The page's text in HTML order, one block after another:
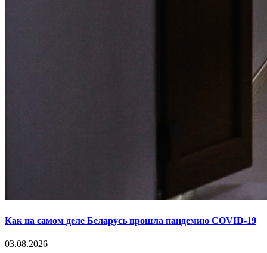
Как на самом деле Беларусь прошла пандемию COVID-19
03.08.2026